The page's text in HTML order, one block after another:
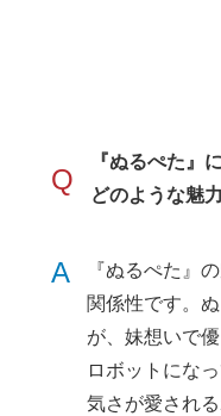
Q
『ぬるぺた』
どのような魅
A
『ぬるぺた』
関係性です。
が、妹想いで
ロボットにな
気さが愛され